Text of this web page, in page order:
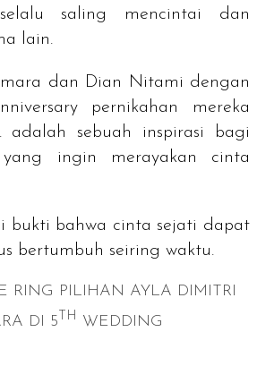
saling mencintai dan
lain.
dan Dian Nitami dengan
pernikahan mereka
sebuah inspirasi bagi
ingin merayakan cinta
bukti bahwa cinta sejati dapat
bertumbuh seiring waktu.
RING PILIHAN AYLA DIMITRI
DI 5 TH WEDDING